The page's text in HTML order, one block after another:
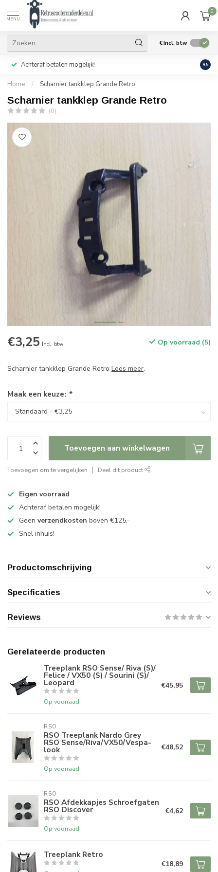
MENU
0
€Incl. btw
Achteraf betalen mogelijk! Geen
9.5
Home / Scharnier tankklep Grande Retro
Scharnier tankklep Grande Retro
(0)
€3,25 Incl. btw Op voorraad (5)
Scharnier tankklep Grande Retro Lees meer.
Maak een keuze: *
Toevoegen aan winkelwagen
Toevoegen om te vergelijken Deel dit product
Eigen voorraad
Achteraf betalen mogelijk!
Geen verzendkosten boven €125,-
Snel inhuis!
Productomschrijving
Specificaties
Reviews
Gerelateerde producten
Treeplank RSO Sense/ Riva (S)/
Felice / VX50 (S) / Sourini (S)/
Leopard
Op voorraad
€45,95
RSO
RSO Treeplank Nardo Grey
RSO Sense/Riva/VX50/Vespa-
look
Op voorraad
€48,52
RSO
RSO Afdekkapjes Schroefgaten
RSO Discover
Op voorraad
€4,62
Treeplank Retro
€18,89